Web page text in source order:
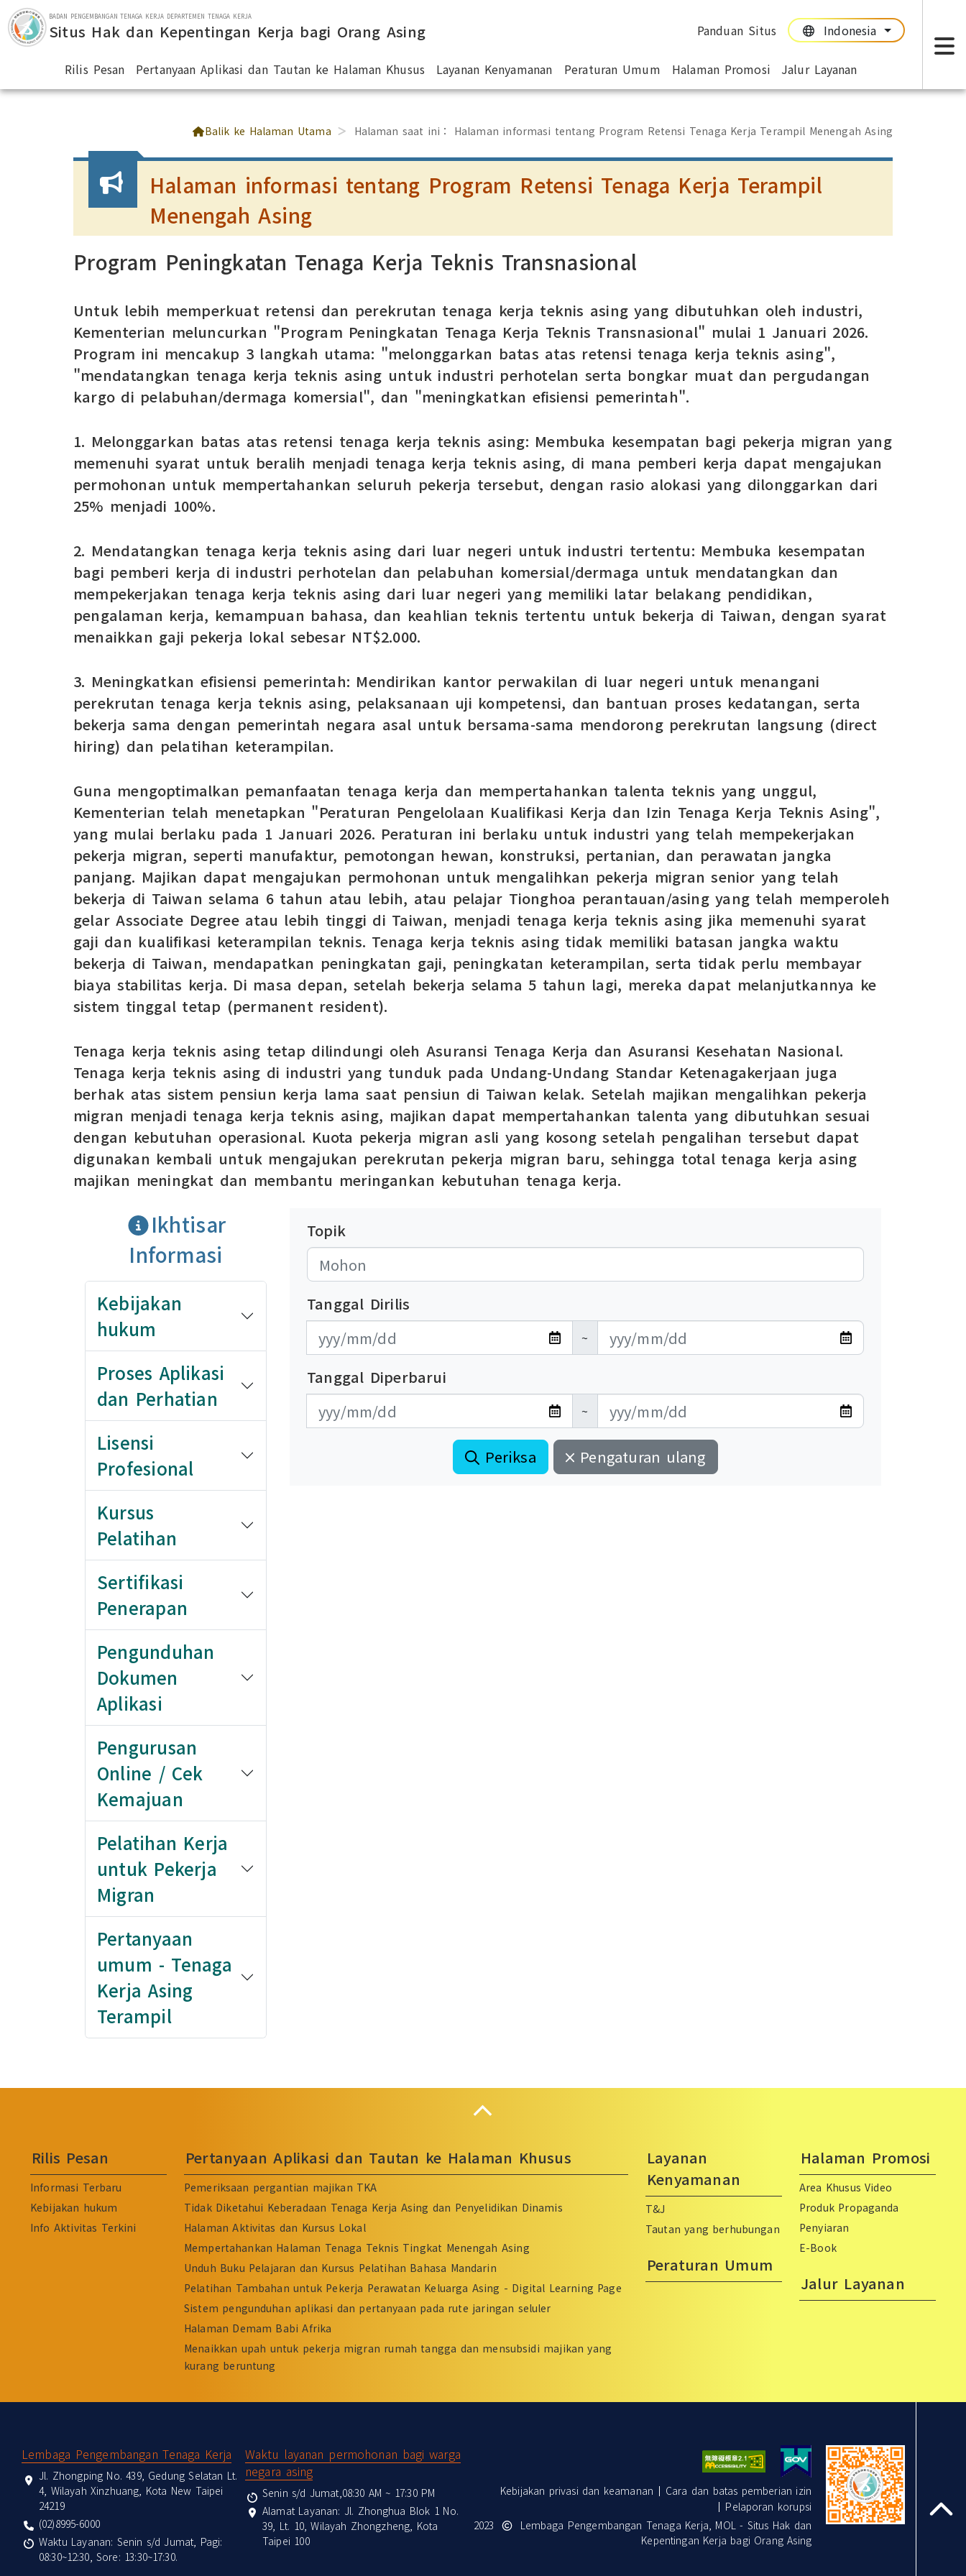
Lompat ke bagian utama
BADAN PENGEMBANGAN TENAGA KERJA DEPARTEMEN TENAGA KERJA
Situs Hak dan Kepentingan Kerja bagi Orang Asing Panduan Situs Indonesia
Rilis Pesan
Pertanyaan Aplikasi dan Tautan ke Halaman Khusus Layanan Kenyamanan Peraturan Umum Halaman Promosi Jalur Layanan
Balik ke Halaman Utama Halaman saat ini： Halaman informasi tentang Program Retensi Tenaga Kerja Terampil Menengah Asing
Halaman informasi tentang Program Retensi Tenaga Kerja Terampil
Menengah Asing
Program Peningkatan Tenaga Kerja Teknis Transnasional
Untuk lebih memperkuat retensi dan perekrutan tenaga kerja teknis asing yang dibutuhkan oleh industri,
Kementerian meluncurkan "Program Peningkatan Tenaga Kerja Teknis Transnasional" mulai 1 Januari 2026.
Program ini mencakup 3 langkah utama: "melonggarkan batas atas retensi tenaga kerja teknis asing",
"mendatangkan tenaga kerja teknis asing untuk industri perhotelan serta bongkar muat dan pergudangan
kargo di pelabuhan/dermaga komersial", dan "meningkatkan efisiensi pemerintah".
1. Melonggarkan batas atas retensi tenaga kerja teknis asing: Membuka kesempatan bagi pekerja migran yang
memenuhi syarat untuk beralih menjadi tenaga kerja teknis asing, di mana pemberi kerja dapat mengajukan
permohonan untuk mempertahankan seluruh pekerja tersebut, dengan rasio alokasi yang dilonggarkan dari
25% menjadi 100%.
2. Mendatangkan tenaga kerja teknis asing dari luar negeri untuk industri tertentu: Membuka kesempatan
bagi pemberi kerja di industri perhotelan dan pelabuhan komersial/dermaga untuk mendatangkan dan
mempekerjakan tenaga kerja teknis asing dari luar negeri yang memiliki latar belakang pendidikan,
pengalaman kerja, kemampuan bahasa, dan keahlian teknis tertentu untuk bekerja di Taiwan, dengan syarat
menaikkan gaji pekerja lokal sebesar NT$2.000.
3. Meningkatkan efisiensi pemerintah: Mendirikan kantor perwakilan di luar negeri untuk menangani
perekrutan tenaga kerja teknis asing, pelaksanaan uji kompetensi, dan bantuan proses kedatangan, serta
bekerja sama dengan pemerintah negara asal untuk bersama-sama mendorong perekrutan langsung (direct
hiring) dan pelatihan keterampilan.
Guna mengoptimalkan pemanfaatan tenaga kerja dan mempertahankan talenta teknis yang unggul,
Kementerian telah menetapkan "Peraturan Pengelolaan Kualifikasi Kerja dan Izin Tenaga Kerja Teknis Asing",
yang mulai berlaku pada 1 Januari 2026. Peraturan ini berlaku untuk industri yang telah mempekerjakan
pekerja migran, seperti manufaktur, pemotongan hewan, konstruksi, pertanian, dan perawatan jangka
panjang. Majikan dapat mengajukan permohonan untuk mengalihkan pekerja migran senior yang telah
bekerja di Taiwan selama 6 tahun atau lebih, atau pelajar Tionghoa perantauan/asing yang telah memperoleh
gelar Associate Degree atau lebih tinggi di Taiwan, menjadi tenaga kerja teknis asing jika memenuhi syarat
gaji dan kualifikasi keterampilan teknis. Tenaga kerja teknis asing tidak memiliki batasan jangka waktu
bekerja di Taiwan, mendapatkan peningkatan gaji, peningkatan keterampilan, serta tidak perlu membayar
biaya stabilitas kerja. Di masa depan, setelah bekerja selama 5 tahun lagi, mereka dapat melanjutkannya ke
sistem tinggal tetap (permanent resident).
Tenaga kerja teknis asing tetap dilindungi oleh Asuransi Tenaga Kerja dan Asuransi Kesehatan Nasional.
Tenaga kerja teknis asing di industri yang tunduk pada Undang-Undang Standar Ketenagakerjaan juga
berhak atas sistem pensiun kerja lama saat pensiun di Taiwan kelak. Setelah majikan mengalihkan pekerja
migran menjadi tenaga kerja teknis asing, majikan dapat mempertahankan talenta yang dibutuhkan sesuai
dengan kebutuhan operasional. Kuota pekerja migran asli yang kosong setelah pengalihan tersebut dapat
digunakan kembali untuk mengajukan perekrutan pekerja migran baru, sehingga total tenaga kerja asing
majikan meningkat dan membantu meringankan kebutuhan tenaga kerja.
Ikhtisar
Informasi
Kebijakan
hukum
Proses Aplikasi
dan Perhatian
Lisensi
Profesional
Kursus
Pelatihan
Sertifikasi
Penerapan
Pengunduhan
Dokumen
Aplikasi
Pengurusan
Online / Cek
Kemajuan
Pelatihan Kerja
untuk Pekerja
Migran
Pertanyaan
umum - Tenaga
Kerja Asing
Terampil
Topik
Tanggal Dirilis
發布日期開始
~
發布日期結束
Tanggal Diperbarui
更新日期開始
~
更新日期結束
Periksa Pengaturan ulang
Rilis Pesan
Informasi Terbaru
Kebijakan hukum
Info Aktivitas Terkini
Pertanyaan Aplikasi dan Tautan ke Halaman Khusus
Pemeriksaan pergantian majikan TKA
Tidak Diketahui Keberadaan Tenaga Kerja Asing dan Penyelidikan Dinamis
Halaman Aktivitas dan Kursus Lokal
Mempertahankan Halaman Tenaga Teknis Tingkat Menengah Asing
Unduh Buku Pelajaran dan Kursus Pelatihan Bahasa Mandarin
Pelatihan Tambahan untuk Pekerja Perawatan Keluarga Asing - Digital Learning Page
Sistem pengunduhan aplikasi dan pertanyaan pada rute jaringan seluler
Halaman Demam Babi Afrika
Menaikkan upah untuk pekerja migran rumah tangga dan mensubsidi majikan yang
kurang beruntung
Layanan
Kenyamanan
T&J
Tautan yang berhubungan
Peraturan Umum
Halaman Promosi
Area Khusus Video
Produk Propaganda
Penyiaran
E-Book
Jalur Layanan
Lembaga Pengembangan Tenaga Kerja
Jl. Zhongping No. 439, Gedung Selatan Lt.
4, Wilayah Xinzhuang, Kota New Taipei
24219
(02)8995-6000
Waktu Layanan: Senin s/d Jumat, Pagi:
08:30~12:30, Sore: 13:30~17:30.
Waktu layanan permohonan bagi warga
negara asing
Senin s/d Jumat,08:30 AM ~ 17:30 PM
Alamat Layanan: Jl. Zhonghua Blok 1 No.
39, Lt. 10, Wilayah Zhongzheng, Kota
Taipei 100
Kebijakan privasi dan keamanan
Cara dan batas pemberian izin
Pelaporan korupsi
2023
Lembaga Pengembangan Tenaga Kerja, MOL - Situs Hak dan
Kepentingan Kerja bagi Orang Asing